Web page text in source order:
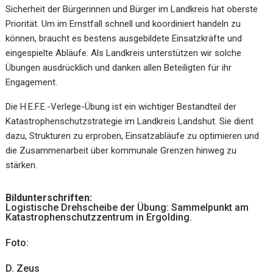
Sicherheit der Bürgerinnen und Bürger im Landkreis hat oberste
Priorität. Um im Ernstfall schnell und koordiniert handeln zu
können, braucht es bestens ausgebildete Einsatzkräfte und
eingespielte Abläufe. Als Landkreis unterstützen wir solche
Übungen ausdrücklich und danken allen Beteiligten für ihr
Engagement.
Die H.E.F.E.-Verlege-Übung ist ein wichtiger Bestandteil der
Katastrophenschutzstrategie im Landkreis Landshut. Sie dient
dazu, Strukturen zu erproben, Einsatzabläufe zu optimieren und
die Zusammenarbeit über kommunale Grenzen hinweg zu
stärken.
Bildunterschriften:
Logistische Drehscheibe der Übung: Sammelpunkt am
Katastrophenschutzzentrum in Ergolding.
Foto:
D. Zeus